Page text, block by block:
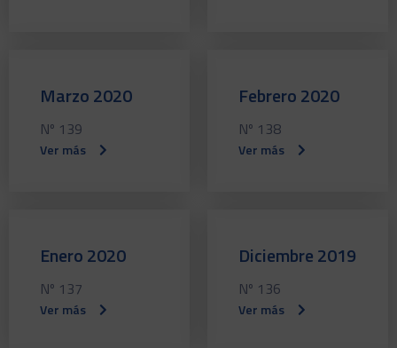
Marzo 2020
Nº 139
Ver más
Febrero 2020
Nº 138
Ver más
Enero 2020
Nº 137
Ver más
Diciembre 2019
Nº 136
Ver más